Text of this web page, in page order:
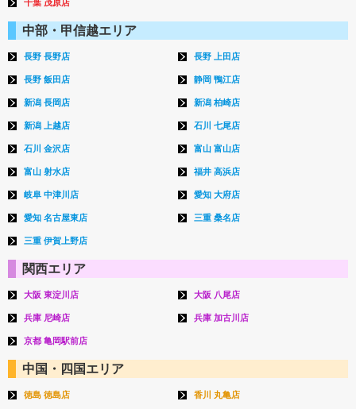
千葉 茂原店
中部・甲信越エリア
長野 長野店 長野 上田店
長野 飯田店 静岡 鴨江店
新潟 長岡店 新潟 柏崎店
新潟 上越店 石川 七尾店
石川 金沢店 富山 富山店
富山 射水店 福井 高浜店
岐阜 中津川店 愛知 大府店
愛知 名古屋東店 三重 桑名店
三重 伊賀上野店
関西エリア
大阪 東淀川店 大阪 八尾店
兵庫 尼崎店 兵庫 加古川店
京都 亀岡駅前店
中国・四国エリア
徳島 徳島店 香川 丸亀店